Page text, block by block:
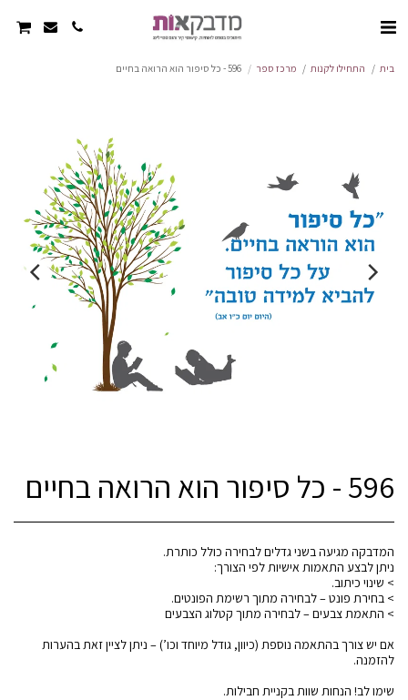
בית התחילו לקנות מרכז ספר 596 - כל סיפור הוא הרואה בחיים
596 - כל סיפור הוא הרואה בחיים
אם יש צורך בהתאמה נוספת (כיוון, גודל מיוחד וכו’) – ניתן לציין זאת בהערות
שימו לב! הנחות שוות בקניית חבילות.